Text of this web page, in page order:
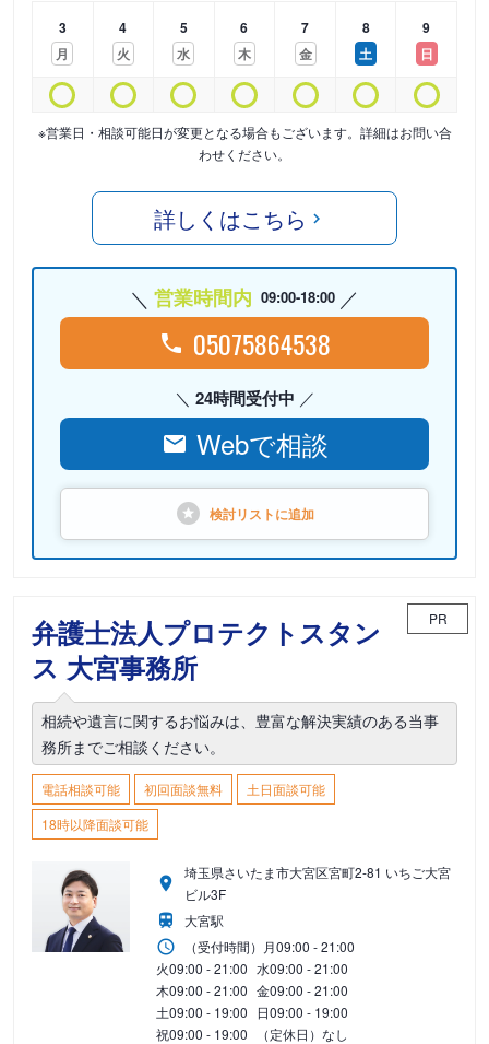
3
月
4
火
5
水
6
木
7
金
8
土
9
日
※営業日・相談可能日が変更となる場合もございます。詳細はお問い合
わせください。
詳しくはこちら
営業時間内 09:00-18:00
05075864538
24時間受付中
Webで相談
検討リストに追加
弁護士法人プロテクトスタン
ス 大宮事務所
PR
相続や遺言に関するお悩みは、豊富な解決実績のある当事
務所までご相談ください。
電話相談可能 初回面談無料
土日面談可能
18時以降面談可能
埼玉県さいたま市大宮区宮町2-81 いちご大宮
ビル3F
大宮駅
（受付時間） 月09:00 - 21:00
火09:00 - 21:00 水09:00 - 21:00
木09:00 - 21:00 金09:00 - 21:00
土09:00 - 19:00 日09:00 - 19:00
祝09:00 - 19:00 （定休日）なし